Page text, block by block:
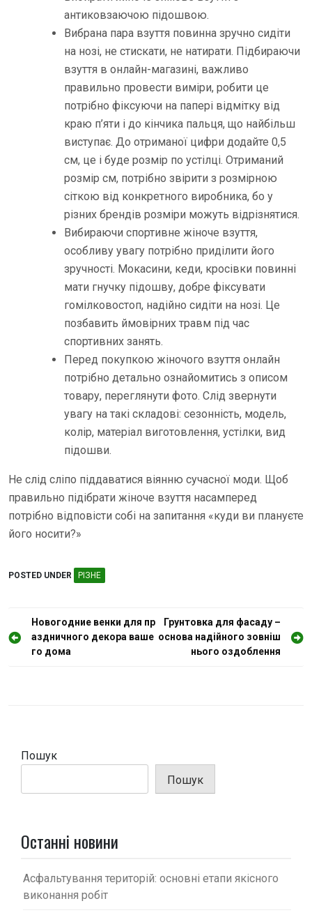
антиковзаючою підошвою.
Вибрана пара взуття повинна зручно сидіти
на нозі, не стискати, не натирати. Підбираючи
взуття в онлайн-магазині, важливо
правильно провести виміри, робити це
потрібно фіксуючи на папері відмітку від
краю п’яти і до кінчика пальця, що найбільш
виступає. До отриманої цифри додайте 0,5
см, це і буде розмір по устілці. Отриманий
розмір см, потрібно звірити з розмірною
сіткою від конкретного виробника, бо у
різних брендів розміри можуть відрізнятися.
Вибираючи спортивне жіноче взуття,
особливу увагу потрібно приділити його
зручності. Мокасини, кеди, кросівки повинні
мати гнучку підошву, добре фіксувати
гомілковостоп, надійно сидіти на нозі. Це
позбавить ймовірних травм під час
спортивних занять.
Перед покупкою жіночого взуття онлайн
потрібно детально ознайомитись з описом
товару, переглянути фото. Слід звернути
увагу на такі складові: сезонність, модель,
колір, матеріал виготовлення, устілки, вид
підошви.
Не слід сліпо піддаватися віянню сучасної моди. Щоб
правильно підібрати жіноче взуття насамперед
потрібно відповісти собі на запитання «куди ви плануєте
його носити?»
POSTED UNDER РІЗНЕ
Н
а
Новогодние венки для пр
аздничного декора ваше
го дома
Грунтовка для фасаду –
основа надійного зовніш
нього оздоблення
Пошук
Пошук
Останні новини
Асфальтування територій: основні етапи якісного
виконання робіт